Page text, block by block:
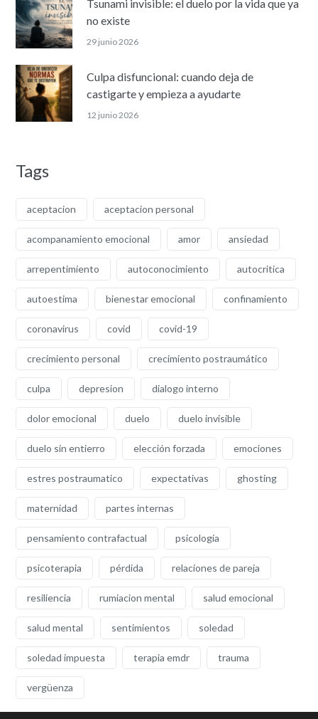
Tsunami invisible: el duelo por la vida que ya
no existe
29 junio 2026
Culpa disfuncional: cuando deja de
castigarte y empieza a ayudarte
12 junio 2026
Tags
aceptacion aceptacion personal
acompanamiento emocional amor ansiedad
arrepentimiento autoconocimiento autocritica
autoestima bienestar emocional confinamiento
coronavirus covid covid-19
crecimiento personal crecimiento postraumático
culpa depresion dialogo interno
dolor emocional duelo duelo invisible
duelo sin entierro elección forzada emociones
estres postraumatico expectativas ghosting
maternidad partes internas
pensamiento contrafactual psicología
psicoterapia pérdida relaciones de pareja
resiliencia rumiacion mental salud emocional
salud mental sentimientos soledad
soledad impuesta terapia emdr trauma
vergüenza